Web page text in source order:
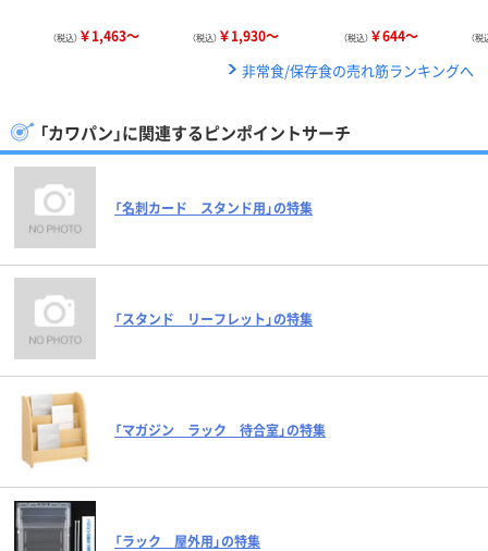
（税込） ￥1,463～ （税込） ￥1,930～ （税込） ￥644～ （税
非常食/保存食の売れ筋ランキングへ
「カワパン」に関連するピンポイントサーチ
「名刺カード スタンド用」の特集
「スタンド リーフレット」の特集
「マガジン ラック 待合室」の特集
「ラック 屋外用」の特集